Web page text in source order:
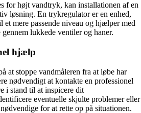
for højt vandtryk, kan installationen af en
løsning. En trykregulator er en enhed,
et mere passende niveau og hjælper med
lukkede ventiler og haner.
hjælp
at stoppe vandmåleren fra at løbe har
nødvendigt at kontakte en professionel
i stand til at inspicere dit
eventuelle skjulte problemer eller
for at rette op på situationen.